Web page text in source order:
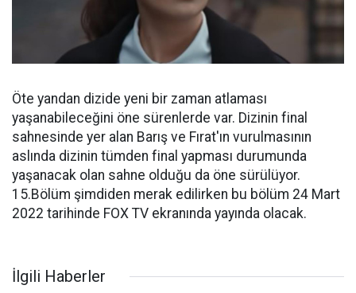
Öte yandan dizide yeni bir zaman atlaması
yaşanabileceğini öne sürenlerde var. Dizinin final
sahnesinde yer alan Barış ve Fırat'ın vurulmasının
aslında dizinin tümden final yapması durumunda
yaşanacak olan sahne olduğu da öne sürülüyor.
15.Bölüm şimdiden merak edilirken bu bölüm 24 Mart
2022 tarihinde FOX TV ekranında yayında olacak.
İlgili Haberler